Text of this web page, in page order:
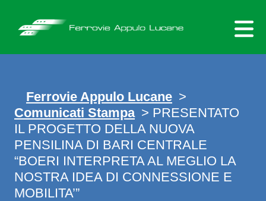
content
Ferrovie Appulo Lucane >
Comunicati Stampa > PRESENTATO
IL PROGETTO DELLA NUOVA
PENSILINA DI BARI CENTRALE
“BOERI INTERPRETA AL MEGLIO LA
NOSTRA IDEA DI CONNESSIONE E
MOBILITA’”